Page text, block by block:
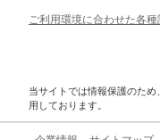
ご利用環境に合わせた各
当サイトでは情報保護のた
用しております。